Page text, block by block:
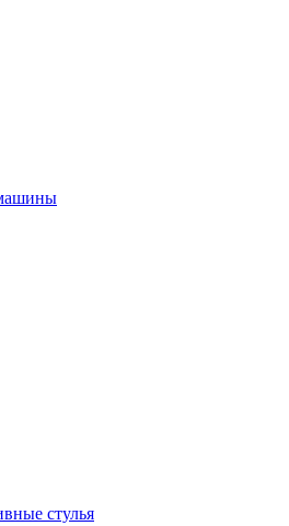
стулья